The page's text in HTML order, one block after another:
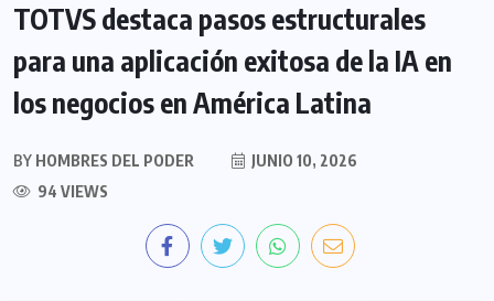
TOTVS destaca pasos estructurales
para una aplicación exitosa de la IA en
los negocios en América Latina
BY HOMBRES DEL PODER
JUNIO 10, 2026
94 VIEWS